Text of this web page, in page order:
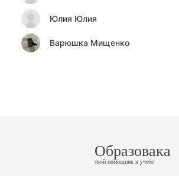
Юлия Юлия
Варюшка Мищенко
Образовака
твой помощник в учебе